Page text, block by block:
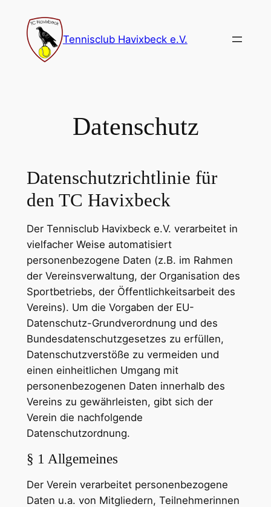
Inhalt
springen
Tennisclub Havixbeck e.V.
Datenschutz
Datenschutzrichtlinie für
den TC Havixbeck
Der Tennisclub Havixbeck e.V. verarbeitet in
vielfacher Weise automatisiert
personenbezogene Daten (z.B. im Rahmen
der Vereinsverwaltung, der Organisation des
Sportbetriebs, der Öffentlichkeitsarbeit des
Vereins). Um die Vorgaben der EU-
Datenschutz-Grundverordnung und des
Bundesdatenschutzgesetzes zu erfüllen,
Datenschutzverstöße zu vermeiden und
einen einheitlichen Umgang mit
personenbezogenen Daten innerhalb des
Vereins zu gewährleisten, gibt sich der
Verein die nachfolgende
Datenschutzordnung.
§ 1 Allgemeines
Der Verein verarbeitet personenbezogene
Daten u.a. von Mitgliedern, Teilnehmerinnen